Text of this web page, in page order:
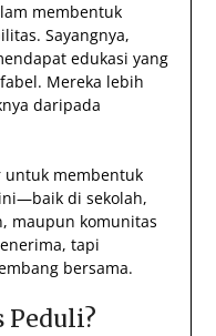
membentuk
Sayangnya,
edukasi yang
Mereka lebih
daripada
untuk membentuk
di sekolah,
maupun komunitas
tapi
bersama.
Peduli?